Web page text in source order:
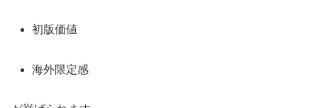
初版価値
海外限定感